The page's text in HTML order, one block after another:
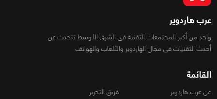
عرب هاردوير
واحد من أكبر المجتمعات التقنية فى الشرق الأوسط تتحدث عن
أحدث التقنيات فى مجال الهاردوير والألعاب والهواتف
القائمة
عن عرب هاردوير فريق التحرير